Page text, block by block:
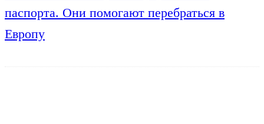
паспорта. Они помогают перебраться в
Европу